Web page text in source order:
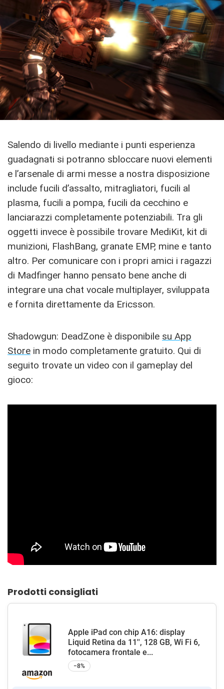
Salendo di livello mediante i punti esperienza
guadagnati si potranno sbloccare nuovi elementi
e l’arsenale di armi messe a nostra disposizione
include fucili d’assalto, mitragliatori, fucili al
plasma, fucili a pompa, fucili da cecchino e
lanciarazzi completamente potenziabili. Tra gli
oggetti invece è possibile trovare MediKit, kit di
munizioni, FlashBang, granate EMP, mine e tanto
altro. Per comunicare con i propri amici i ragazzi
di Madfinger hanno pensato bene anche di
integrare una chat vocale multiplayer, sviluppata
e fornita direttamente da Ericsson.
Shadowgun: DeadZone è disponibile su App
Store in modo completamente gratuito. Qui di
seguito trovate un video con il gameplay del
gioco:
Prodotti consigliati
Apple iPad con chip A16: display
Liquid Retina da 11'', 128 GB, Wi Fi 6,
fotocamera frontale e...
−8%